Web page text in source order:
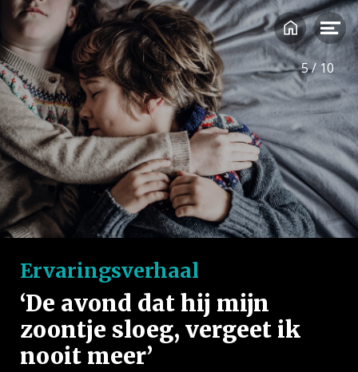
Auteur: Annemarie van Dijk
Leestijd: 5,5 minuten
 Lees verder
Ervaringsverhaal
‘De avond dat hij mijn
zoontje sloeg, vergeet ik
nooit meer’
5/ 10